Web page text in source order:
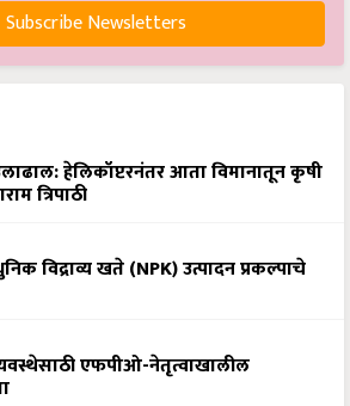
Subscribe Newsletters
हेलिकॉप्टरनंतर आता विमानातून कृषी
त्रिपाठी
विद्राव्य खते (NPK) उत्पादन प्रकल्पाचे
एफपीओ-नेतृत्वाखालील